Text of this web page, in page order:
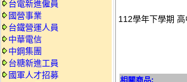
台電新進僱員
國營事業
台鐵營運人員
中華電信
中鋼集團
台糖新進工員
國軍人才招募
112學年下學期
相關商品: